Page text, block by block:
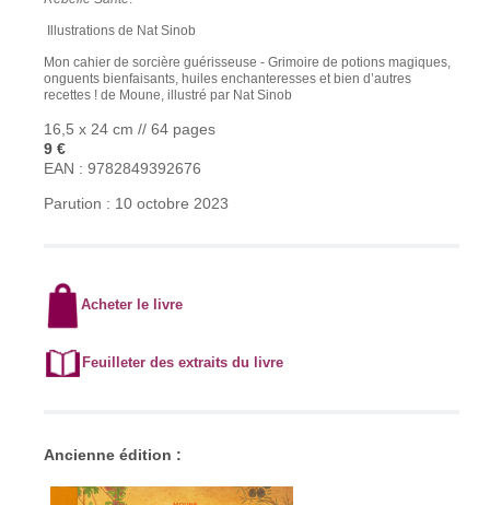
Illustrations de Nat Sinob
Mon cahier de sorcière guérisseuse - Grimoire de potions magiques,
onguents bienfaisants, huiles enchanteresses et bien d’autres
recettes ! de Moune, illustré par Nat Sinob
16,5 x 24 cm // 64 pages
9 €
EAN : 9782849392676
Parution : 10 octobre 2023
Acheter le livre
Feuilleter des extraits du livre
Ancienne édition :